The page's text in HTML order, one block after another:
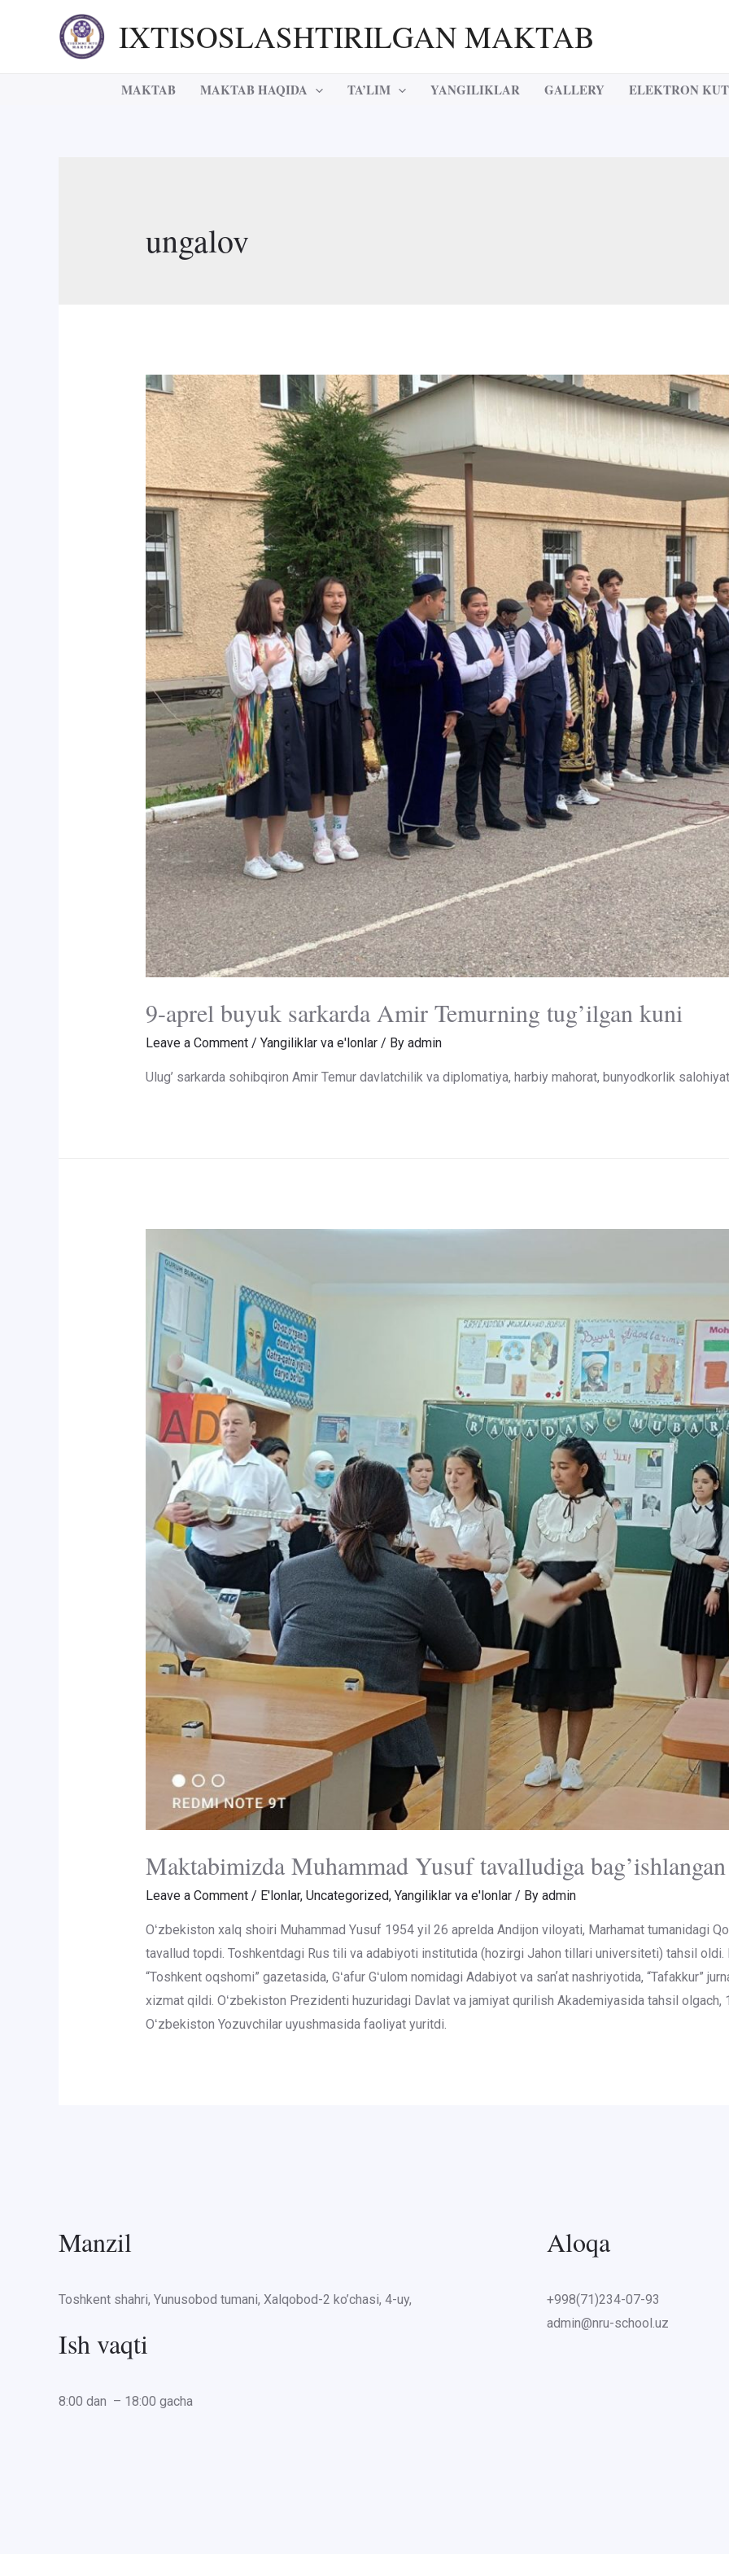
IXTISOSLASHTIRILGAN MAKTAB
MAKTAB MAKTAB HAQIDA TA’LIM YANGILIKLAR GALLERY ELEKTRON
ungalov
9-aprel buyuk sarkarda Amir Temurning tug’ilgan kuni
Leave a Comment / Yangiliklar va e'lonlar/ By admin
Ulug’ sarkarda sohibqiron Amir Temur davlatchilik va diplomatiya, harbiy mahorat, bunyodkorlik
Maktabimizda Muhammad Yusuf tavalludiga
Leave a Comment / E'lonlar, Uncategorized, Yangiliklar va e'lonlar/ By admin
Oʻzbekiston xalq shoiri Muhammad Yusuf 1954 yil 26 aprelda Andijon viloyati, Marhamat tumanidagi
tavallud topdi. Toshkentdagi Rus tili va adabiyoti institutida (hozirgi Jahon tillari universiteti) tahsil
“Toshkent oqshomi” gazetasida, Gʻafur Gʻulom nomidagi Adabiyot va sanʼat nashriyotida, “Tafakkur”
xizmat qildi. Oʻzbekiston Prezidenti huzuridagi Davlat va jamiyat qurilish Akademiyasida tahsil olgach,
Oʻzbekiston Yozuvchilar uyushmasida faoliyat yuritdi.
Manzil
Toshkent shahri, Yunusobod tumani, Xalqobod-2 ko’chasi, 4-uy,
Ish vaqti
8:00 dan – 18:00 gacha
Aloqa
+998(71)234-07-93
admin@nru-school.uz